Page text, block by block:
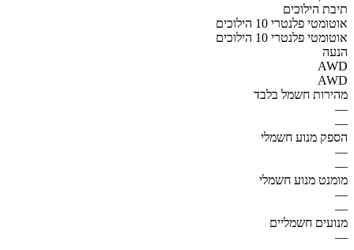
תיבת הילוכים
אוטומטי פלנטרי 10 הילוכים
אוטומטי פלנטרי 10 הילוכים
הנעה
AWD
AWD
מהירות חשמל בלבד
—
—
הספק מנוע חשמלי
—
—
מומנט מנוע חשמלי
—
—
מנועים חשמליים
—